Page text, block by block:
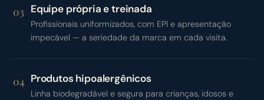
03 Equipe própria e treinada
Profissionais uniformizados, com EPI e apresentação
impecável — a seriedade da marca em cada visita.
04 Produtos hipoalergênicos
Linha biodegradável e segura para crianças, idosos e